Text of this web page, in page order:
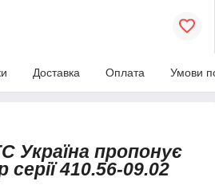
Доставка Оплата Умови
Україна пропонує
410.56-09.02